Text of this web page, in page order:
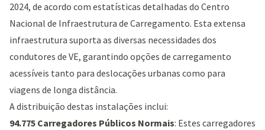
2024, de acordo com estatísticas detalhadas do Centro
Nacional de Infraestrutura de Carregamento. Esta extensa
infraestrutura suporta as diversas necessidades dos
condutores de VE, garantindo opções de carregamento
acessíveis tanto para deslocações urbanas como para
viagens de longa distância.
A distribuição destas instalações inclui:
94.775 Carregadores Públicos Normais: Estes carregadores